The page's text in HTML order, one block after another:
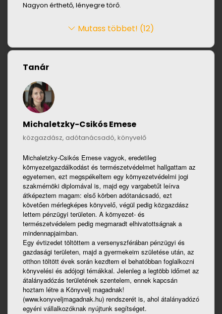
Nagyon érthető, lényegre törő.
Mutass többet! (12)
Tanár
Michaletzky-Csikós Emese
közgazdász, adótanácsadó, könyvelő
Michaletzky-Csikós Emese vagyok, eredetileg
környezetgazdálkodást és természetvédelmet hallgattam az
egyetemen, ezt megspékeltem egy környezetvédelmi jogi
szakmérnöki diplomával is, majd egy vargabetűt leírva
átképeztem magam: első körben adótanácsadó, ezt
követően mérlegképes könyvelő, végül pedig közgazdász
lettem pénzügyi területen. A környezet- és
természetvédelem pedig megmaradt elhivatottságnak a
mindennapjaimban.
Egy évtizedet töltöttem a versenyszférában pénzügyi és
gazdasági területen, majd a gyermekeim születése után, az
otthon töltött évek során kezdtem el behatóbban foglalkozni
könyvelési és adójogi témákkal. Jelenleg a legtöbb időmet az
átalányadózás területének szentelem, ennek kapcsán
hoztam létre a Könyvelj magadnak!
(www.konyveljmagadnak.hu) rendszerét is, ahol átalányadózó
egyéni vállalkozóknak nyújtunk segítséget.